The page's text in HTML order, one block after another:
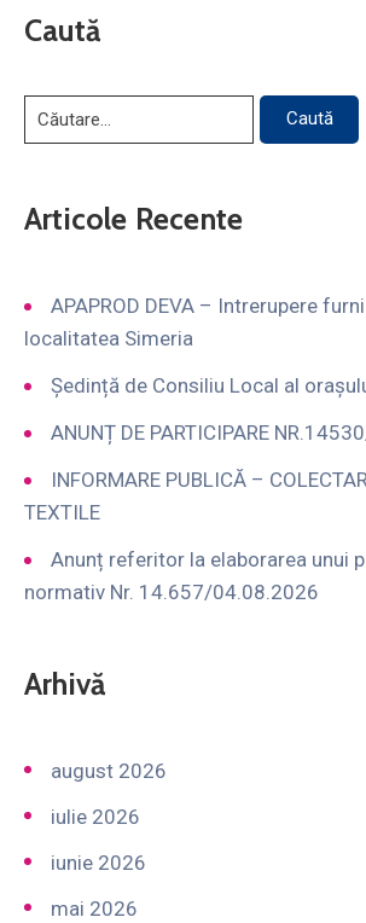
Caută
Articole Recente
APAPROD DEVA – Intrerupere
localitatea Simeria
Ședință de Consiliu Local al
ANUNȚ DE PARTICIPARE
INFORMARE PUBLICĂ –
TEXTILE
Anunț referitor la elaborarea unui
normativ Nr. 14.657/04.08.2026
Arhivă
august 2026
iulie 2026
iunie 2026
mai 2026